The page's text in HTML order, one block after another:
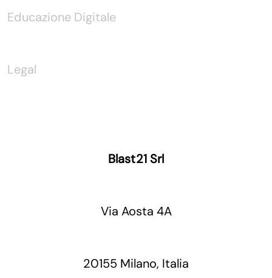
Educazione Digitale
Legal
Blast21 Srl
Via Aosta 4A
20155 Milano, Italia